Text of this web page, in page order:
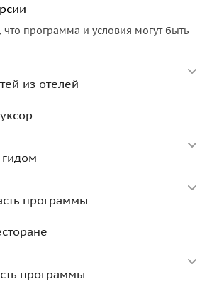
руки, ноги и плечи. Очень много
открытом солнце,
программа и условия могут быть
из отелей
гидом
программы
программы